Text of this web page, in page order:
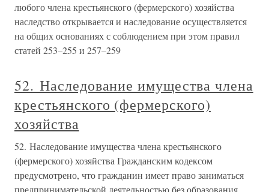
любого члена крестьянского (фермерского) хозяйства
наследство открывается и наследование осуществляется
на общих основаниях с соблюдением при этом правил
статей 253–255 и 257–259
52. Наследование имущества члена
крестьянского (фермерского)
хозяйства
52. Наследование имущества члена крестьянского
(фермерского) хозяйства Гражданским кодексом
предусмотрено, что гражданин имеет право заниматься
предпринимательской деятельностью без образования